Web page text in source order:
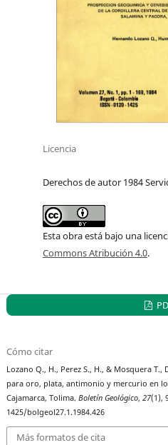
Licencia
Derechos de autor 1984
Esta obra está bajo una
Commons Atribución 4.0.
Cómo citar
Lozano Q., H., Perez S., H., & Mosquera
para oro, plata, antimonio y mercurio en
Cajamarca, Tolima.Boletín Geológico,27(1),
1425/bolgeol27.1.1984.426
Más formatos de cita